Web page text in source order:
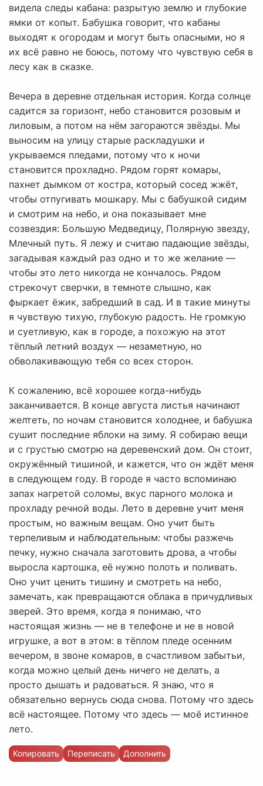
видела следы кабана: разрытую землю и глубокие
ямки от копыт. Бабушка говорит, что кабаны
выходят к огородам и могут быть опасными, но я
их всё равно не боюсь, потому что чувствую себя в
лесу как в сказке.
Вечера в деревне отдельная история. Когда солнце
садится за горизонт, небо становится розовым и
лиловым, а потом на нём загораются звёзды. Мы
выносим на улицу старые раскладушки и
укрываемся пледами, потому что к ночи
становится прохладно. Рядом горят комары,
пахнет дымком от костра, который сосед жжёт,
чтобы отпугивать мошкару. Мы с бабушкой сидим
и смотрим на небо, и она показывает мне
созвездия: Большую Медведицу, Полярную звезду,
Млечный путь. Я лежу и считаю падающие звёзды,
загадывая каждый раз одно и то же желание —
чтобы это лето никогда не кончалось. Рядом
стрекочут сверчки, в темноте слышно, как
фыркает ёжик, забредший в сад. И в такие минуты
я чувствую тихую, глубокую радость. Не громкую
и суетливую, как в городе, а похожую на этот
тёплый летний воздух — незаметную, но
обволакивающую тебя со всех сторон.
К сожалению, всё хорошее когда-нибудь
заканчивается. В конце августа листья начинают
желтеть, по ночам становится холоднее, и бабушка
сушит последние яблоки на зиму. Я собираю вещи
и с грустью смотрю на деревенский дом. Он стоит,
окружённый тишиной, и кажется, что он ждёт меня
в следующем году. В городе я часто вспоминаю
запах нагретой соломы, вкус парного молока и
прохладу речной воды. Лето в деревне учит меня
простым, но важным вещам. Оно учит быть
терпеливым и наблюдательным: чтобы разжечь
печку, нужно сначала заготовить дрова, а чтобы
выросла картошка, её нужно полоть и поливать.
Оно учит ценить тишину и смотреть на небо,
замечать, как превращаются облака в причудливых
зверей. Это время, когда я понимаю, что
настоящая жизнь — не в телефоне и не в новой
игрушке, а вот в этом: в тёплом пледе осенним
вечером, в звоне комаров, в счастливом забытьи,
когда можно целый день ничего не делать, а
просто дышать и радоваться. Я знаю, что я
обязательно вернусь сюда снова. Потому что здесь
всё настоящее. Потому что здесь — моё истинное
лето.
Копировать Переписать Дополнить